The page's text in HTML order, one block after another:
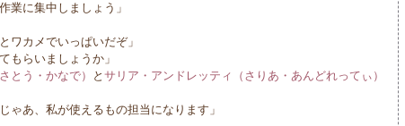
業に集中しましょう」
ワカメでいっぱいだぞ」
もらいましょうか」
う・かなで） と サリア・アンドレッティ（さりあ・あんどれってぃ）
ゃあ、私が使えるもの担当になります」